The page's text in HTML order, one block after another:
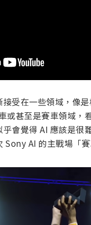
受在一些領域，像
或甚至是賽車領域，
會覺得 AI 應該是很
Sony AI 的主戰場「賽